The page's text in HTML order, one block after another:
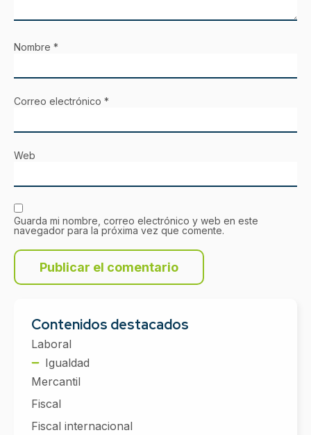
Nombre *
Correo electrónico *
Web
Guarda mi nombre, correo electrónico y web en este
navegador para la próxima vez que comente.
Contenidos destacados
Laboral
Igualdad
Mercantil
Fiscal
Fiscal internacional